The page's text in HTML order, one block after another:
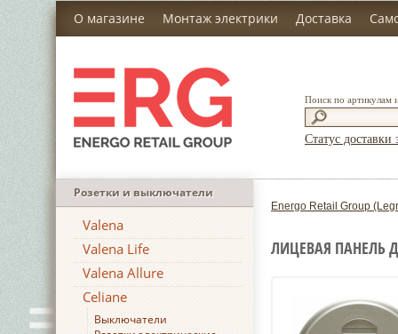
О магазине Монтаж электрики Доставка
Поиск по артикулам
Статус доставки
Розетки и выключатели
Valena
Valena Life
Valena Allure
Celiane
Выключатели
Energo Retail Group
ЛИЦЕВАЯ ПАНЕЛЬ